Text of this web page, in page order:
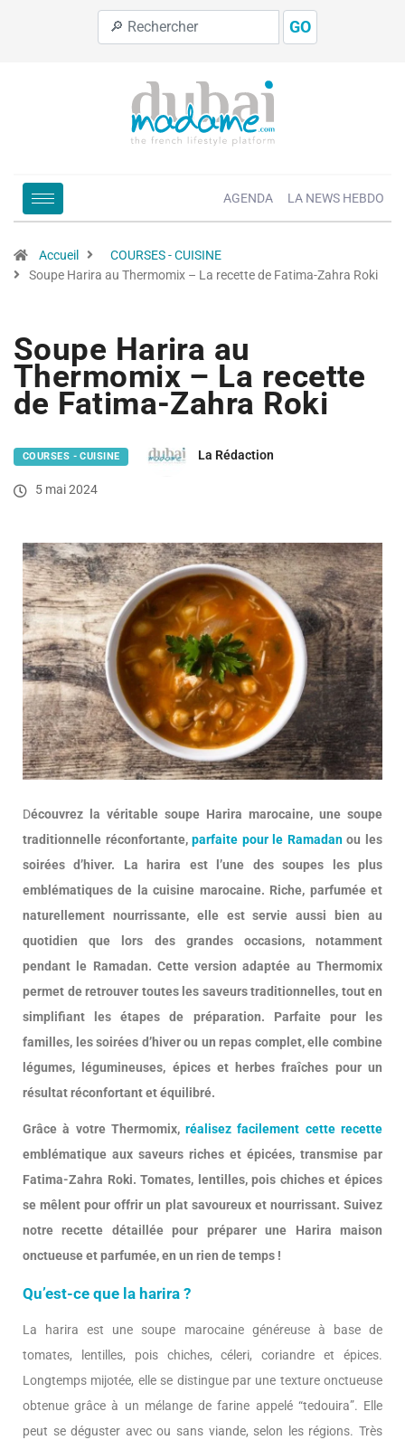
GO
AGENDA LA NEWS HEBDO
Accueil
COURSES - CUISINE
Soupe Harira au Thermomix – La recette de Fatima-Zahra Roki
Soupe Harira au
Thermomix – La recette
de Fatima-Zahra Roki
COURSES - CUISINE La Rédaction
5 mai 2024
Découvrez la véritable soupe Harira marocaine, une soupe
traditionnelle réconfortante,parfaite pour le Ramadanou les
soirées d’hiver. La harira est l’une des soupes les plus
emblématiques de la cuisine marocaine. Riche, parfumée et
naturellement nourrissante, elle est servie aussi bien au
quotidien que lors des grandes occasions, notamment
pendant le Ramadan. Cette version adaptée au Thermomix
permet de retrouver toutes les saveurs traditionnelles, tout en
simplifiant les étapes de préparation. Parfaite pour les
familles, les soirées d’hiver ou un repas complet, elle combine
légumes, légumineuses, épices et herbes fraîches pour un
résultat réconfortant et équilibré.
Grâce à votre Thermomix,réalisez facilement cette recette
emblématique aux saveurs riches et épicées, transmise par
Fatima-Zahra Roki. Tomates, lentilles, pois chiches et épices
se mêlent pour offrir un plat savoureux et nourrissant. Suivez
notre recette détaillée pour préparer une Harira maison
onctueuse et parfumée, en un rien de temps !
Qu’est-ce que la harira ?
La harira est une soupe marocaine généreuse à base de
tomates, lentilles, pois chiches, céleri, coriandre et épices.
Longtemps mijotée, elle se distingue par une texture onctueuse
obtenue grâce à un mélange de farine appelé “tedouira”. Elle
peut se déguster avec ou sans viande, selon les régions. Très